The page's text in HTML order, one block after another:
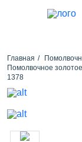
Главная
Помолвочное
1378